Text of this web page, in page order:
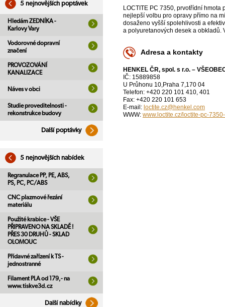
5 nejnovějších poptávek
Hledám ZEDNÍKA -
Karlovy Vary
Vodorovné dopravní
značení
PROVOZOVÁNÍ
KANALIZACE
Náves v obci
Studie proveditelnosti -
rekonstrukce budovy
Další poptávky
5 nejnovějších nabídek
Regranulace PP, PE, ABS,
PS, PC, PC/ABS
CNC plazmové řezání
materiálu
Použité krabice - VŠE
PŘIPRAVENO NA SKLADĚ !
PŘES 30 DRUHŮ - SKLAD
OLOMOUC
Přídavné zařízení k TS -
jednostranné
Filament PLA od 179,- na
www.tiskve3d.cz
Další nabídky
LOCTITE PC 7350, prvotřídní
nejlepší volbu pro opravy přímo na
dosaženo vyšší spolehlivosti a
a polyuretanových desek a obkladů.
Adresa a kontakty
HENKEL ČR, spol. s r.o. –
IČ: 15889858
U Průhonu 10,Praha 7,170 04
Telefon: +420 220 101 410, 401
Fax: +420 220 101 653
E-mail: loctite.cz@henkel.com
WWW: www.loctite.cz/loctite-pc-